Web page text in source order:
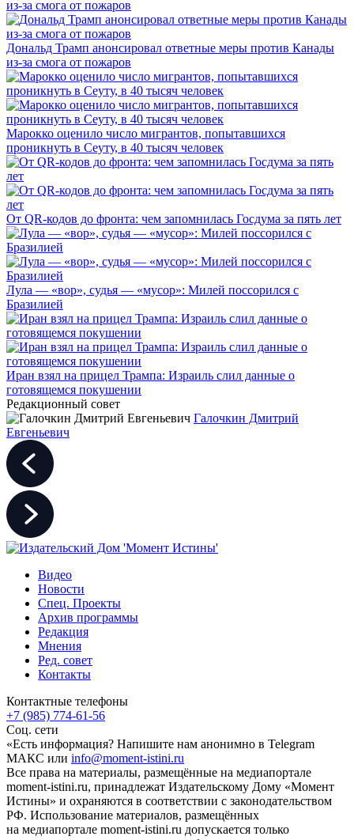
Дональд Трамп анонсировал ответные меры против Канады
из-за смога от пожаров
Марокко оценило число мигрантов, попытавшихся
проникнуть в Сеуту, в 40 тысяч человек
От QR-кодов до фронта: чем запомнилась Госдума за пять лет
Лула — «вор», судья — «мусор»: Милей поссорился с
Бразилией
Иран взял на прицел Трампа: Израиль слил данные о
готовящемся покушении
Редакционный совет
Галочкин Дмитрий
Евгеньевич
Видео
Новости
Спец. Проекты
Архив программы
Редакция
Мнения
Ред. совет
Контакты
Контактные телефоны
+7 (985) 774-61-56
Соц. сети
«Есть информация? Напишите нам анонимно в Telegram
МАКС или info@moment-istini.ru
Все права на материалы, размещённые на медиапортале
moment-istini.ru, принадлежат Издательскому Дому «Момент
Истины» и охраняются в соответствии с законодательством
РФ. Использование материалов, размещённых
на медиапортале moment-istini.ru допускается только